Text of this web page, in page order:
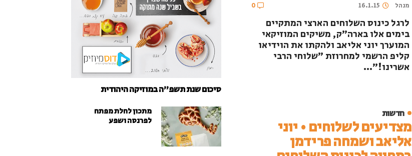
מנהל 16.1.15
0
לרגל כינוס השלוחים הארצי המתקיים
בימים אלו בארה"ק, משיקים המוזיקאי
המוערך יוני אליאב ולהקתו את הוידיאו
קליפ הרשמי למחרוזת "שלוחי הרבי
אשרינו!"...
חדשות
מצדיעים לשלוחים • יוני
אליאב ושמחה פרידמן
סיכום שנת תשפ"ה במוזיקה היהודית
מתכון לחלת מפתח
לפרנסה ושפע